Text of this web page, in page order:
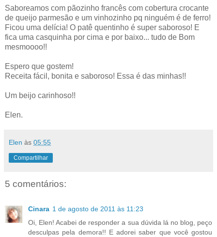
Saboreamos com pãozinho francês com cobertura crocante
de queijo parmesão e um vinhozinho pq ninguém é de ferro!
Ficou uma delícia! O patê quentinho é super saboroso! E
fica uma casquinha por cima e por baixo... tudo de Bom
mesmoooo!!
Espero que gostem!
Receita fácil, bonita e saboroso! Essa é das minhas!!
Um beijo carinhoso!!
Elen.
Elen às 05:55
Compartilhar
5 comentários:
Cinara 1 de agosto de 2011 às 11:23
Oi, Elen! Acabei de responder a sua dúvida lá no blog, peço
desculpas pela demora!! E adorei saber que você gostou